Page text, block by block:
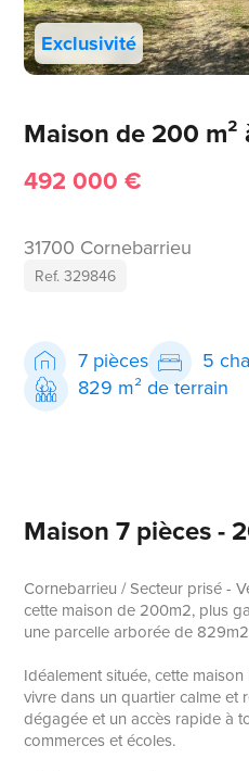
Exclusivité
Maison de 200
492 000 €
31700 Cornebarrieu
Ref. 329846
7 pièces 5
829 m² de terrain
Maison 7 pièces -
Cornebarrieu / Secteur prisé -
cette maison de 200m2, plus
une parcelle arborée de
Idéalement située, cette
vivre dans un quartier calme et
dégagée et un accès rapide à
commerces et écoles.